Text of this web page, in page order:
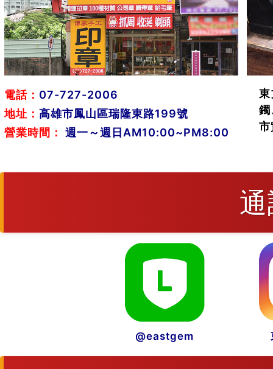
電話： 07-727-2006
地址： 高雄市鳳山區瑞隆東路199號
營業時間：
週一～週日AM10:00~PM8:00
鐲
市
@eastgem